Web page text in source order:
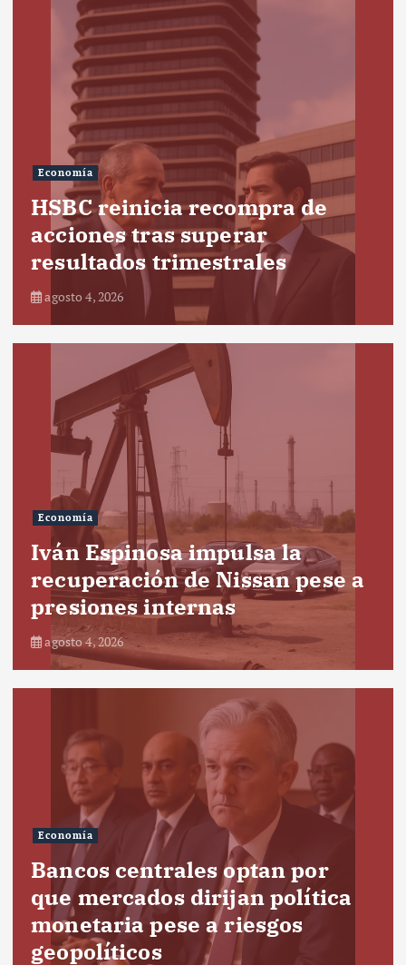
Economía
HSBC reinicia recompra de
acciones tras superar
resultados trimestrales
agosto 4, 2026
Economía
Iván Espinosa impulsa la
recuperación de Nissan pese a
presiones internas
agosto 4, 2026
Economía
Bancos centrales optan por
que mercados dirijan política
monetaria pese a riesgos
geopolíticos